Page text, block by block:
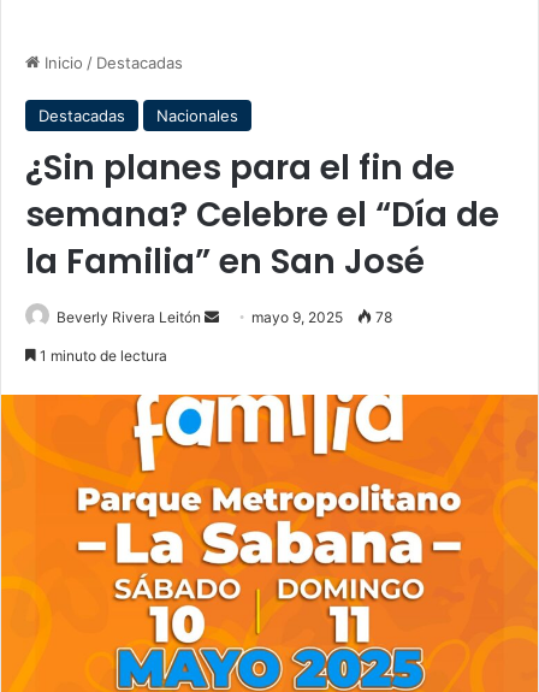
Inicio / Destacadas
Destacadas Nacionales
¿Sin planes para el fin de
semana? Celebre el “Día de
la Familia” en San José
Beverly Rivera Leitón
Send mayo 9, 2025 78
1 minuto de lectura